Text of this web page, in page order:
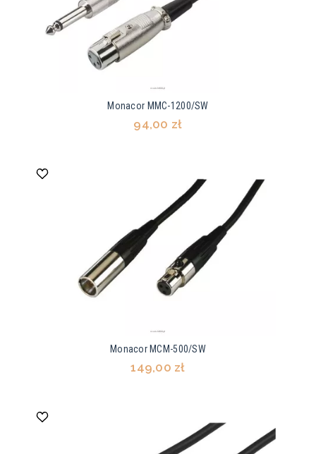
Monacor MMC-1200/SW
94,00 zł
Monacor MCM-500/SW
149,00 zł